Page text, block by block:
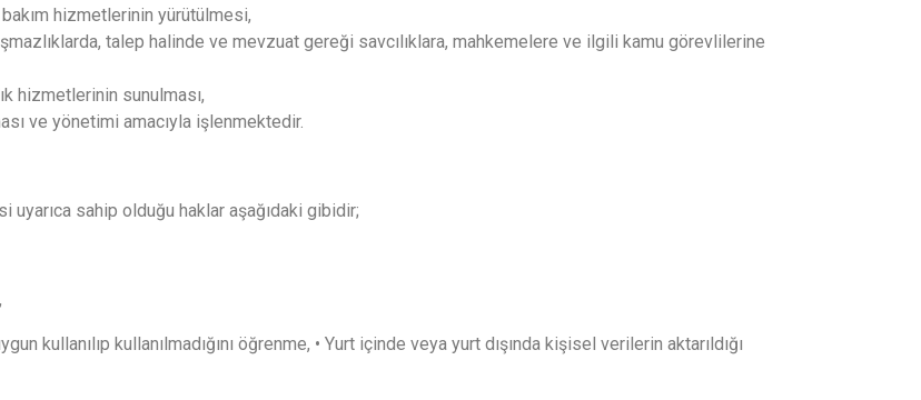
bakım hizmetlerinin yürütülmesi,
talep halinde ve mevzuat gereği savcılıklara, mahkemelere ve ilgili kamu görevlilerine
hizmetlerinin sunulması,
ve yönetimi amacıyla işlenmektedir.
sahip olduğu haklar aşağıdaki gibidir;
kullanılıp kullanılmadığını öğrenme, • Yurt içinde veya yurt dışında kişisel verilerin aktarıldığı